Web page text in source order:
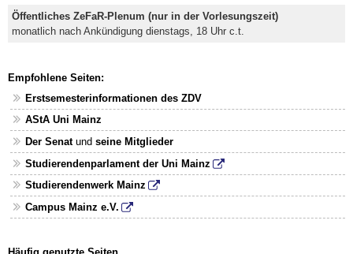
Öffentliches ZeFaR-Plenum (nur in der Vorlesungszeit)
monatlich nach Ankündigung dienstags, 18 Uhr c.t.
Empfohlene Seiten:
Erstsemesterinformationen des ZDV
AStA Uni Mainz
Der Senatund seine Mitglieder
Studierendenparlament der Uni Mainz
Studierendenwerk Mainz
Campus Mainz e.V.